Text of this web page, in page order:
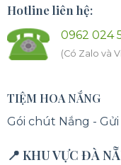
Hotline liên hệ:
0962 024
(Có Zalo và
TIỆM HOA NẮNG
Gói chút Nắng -
📍 KHU VỰC ĐÀ